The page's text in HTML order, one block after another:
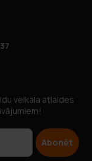
veikala atlaides
Abonēt